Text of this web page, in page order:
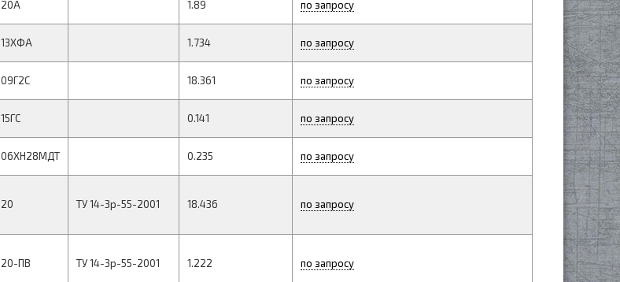
20А 1.89 по запросу
13ХФА 1.734 по запросу
09Г2С 18.361 по запросу
15ГС 0.141 по запросу
06ХН28МДТ 0.235 по запросу
20 ТУ 14-3р-55-2001 18.436 по запросу
20-ПВ ТУ 14-3р-55-2001 1.222 по запросу